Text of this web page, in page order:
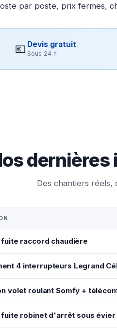
par poste, prix fermes,
💶 Devis gratuit
Sous 24 h
dernières
Des chantiers réels,
fuite raccord chaudière
4 interrupteurs Legrand
volet roulant Somfy +
fuite robinet d'arrêt sous évier